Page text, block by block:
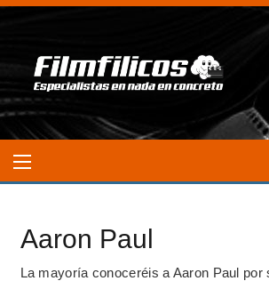
Aaron Paul
La mayoría conoceréis a Aaron Paul por